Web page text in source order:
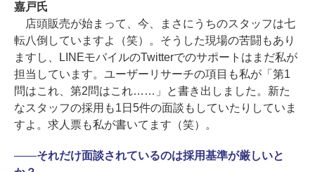
嘉戸氏
店頭販売が始まって、今、まさにうちのスタッフは七
転八倒していますよ（笑）。そうした現場の苦闘もあり
ますし、LINEモバイルのTwitterでのサポートはまだ私が
担当しています。ユーザーリサーチの項目も私が「第1
問はこれ、第2問はこれ……」と書き出しました。新た
なスタッフの採用も1日5件の面談もしていたりしていま
すよ。求人票も私が書いてます（笑）。
――それだけ面談されているのは採用基準が厳しいと